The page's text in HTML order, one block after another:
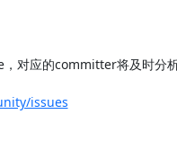
对应的committer将及时分
issues